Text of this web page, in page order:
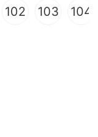
102 103 104